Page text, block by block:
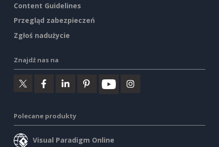
Content Guidelines
Przegląd zabezpieczeń
Zgłoś nadużycie
Znajdź nas na
Polecane produkty
Visual Paradigm Online